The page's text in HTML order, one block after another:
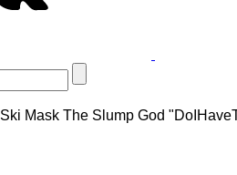
Ski Mask The Slump God